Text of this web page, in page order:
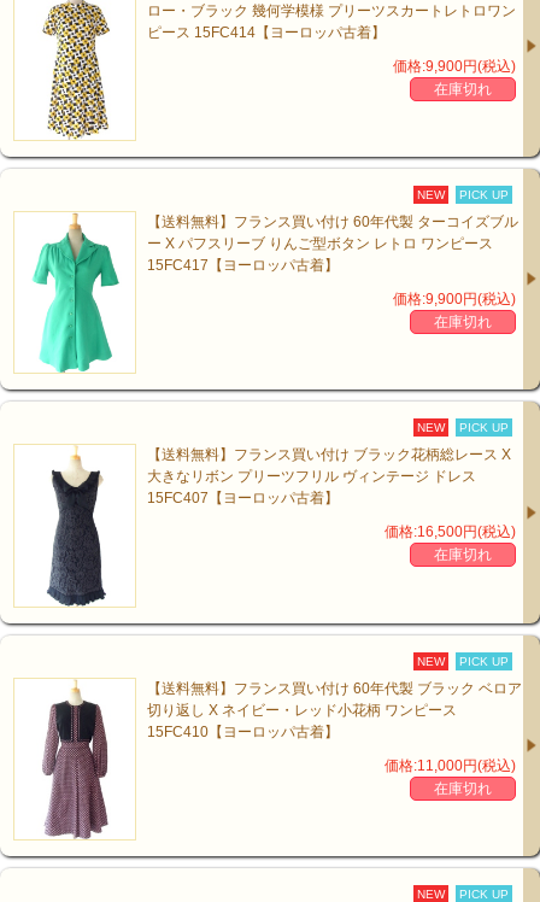
ロー・ブラック 幾何学模様 プリーツスカートレトロワン
ピース 15FC414【ヨーロッパ古着】
価格:9,900円(税込)
在庫切れ
NEW PICK UP
【送料無料】フランス買い付け 60年代製 ターコイズブル
ー X パフスリーブ りんご型ボタン レトロ ワンピース
15FC417【ヨーロッパ古着】
価格:9,900円(税込)
在庫切れ
NEW PICK UP
【送料無料】フランス買い付け ブラック花柄総レース X
大きなリボン プリーツフリル ヴィンテージ ドレス
15FC407【ヨーロッパ古着】
価格:16,500円(税込)
在庫切れ
NEW PICK UP
【送料無料】フランス買い付け 60年代製 ブラック ベロア
切り返し X ネイビー・レッド小花柄 ワンピース
15FC410【ヨーロッパ古着】
価格:11,000円(税込)
在庫切れ
NEW PICK UP